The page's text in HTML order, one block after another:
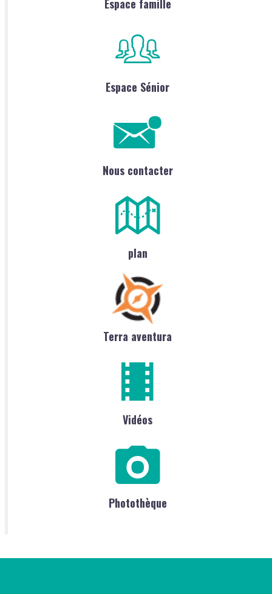
Espace famille
Espace Sénior
Nous contacter
plan
Terra aventura
Vidéos
Photothèque